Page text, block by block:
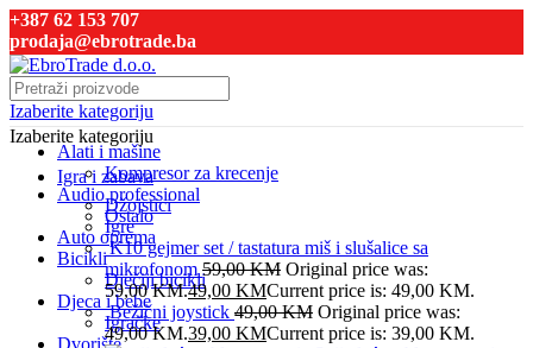
+387 62 153 707
prodaja@ebrotrade.ba
Izaberite kategoriju
Alati i mašine
Kompresor za krecenje
Audio professional
Ostalo
Auto oprema
Bicikli
Dječiji bicikli
Djeca i bebe
Igračke
Dvorište
Izaberite kategoriju
Igra i zabava
Džojstici
Igre
K10 gejmer set / tastatura miš i slušalice sa
mikrofonom59,00KM Original price was:
59,00 KM.49,00 KMCurrent price is: 49,00 KM.
Bežični joystick 49,00KM Original price was:
49,00 KM.39,00 KMCurrent price is: 39,00 KM.